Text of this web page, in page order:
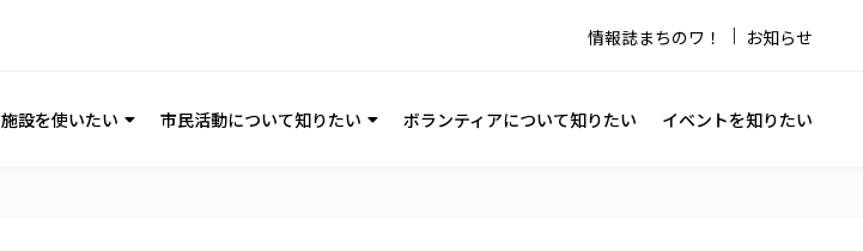
情報誌まちのワ！ お知らせ
施設を使いたい 市民活動について知りたい ボランティアについて知りたい イベントを知りたい